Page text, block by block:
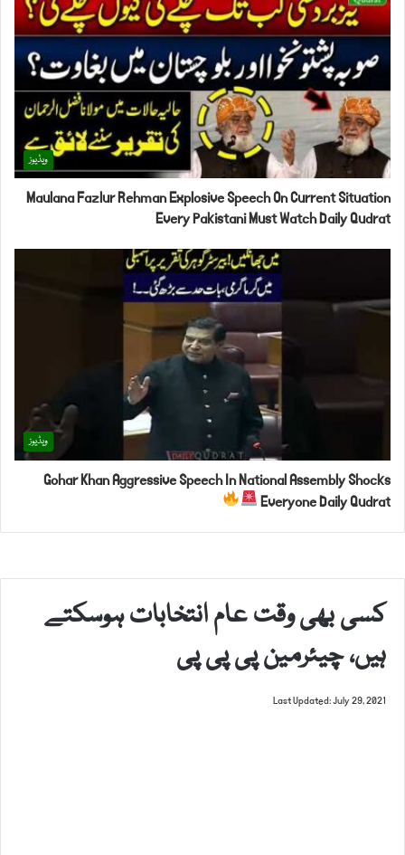
ویڈیوز
Maulana Fazlur Rehman Explosive Speech On Current Situation
Every Pakistani Must Watch Daily Qudrat
ویڈیوز
Gohar Khan Aggressive Speech In National Assembly Shocks
Everyone Daily Qudrat